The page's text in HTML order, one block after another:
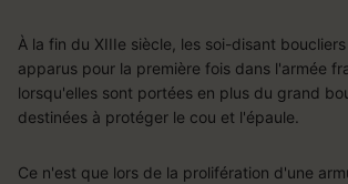
À la fin du XIIIe siècle, les soi-disant
apparus pour la première fois dans l'armée
lorsqu'elles sont portées en plus du grand
destinées à protéger le cou et l'épaule.
Ce n'est que lors de la prolifération d'une